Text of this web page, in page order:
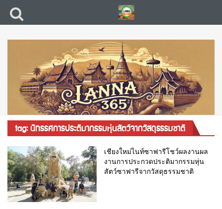
tag: นิทรรศการประติมากรรมหุ่นสัตว์จากวัสดุธรรมชาติ
เชียงใหม่ไนท์ซาฟารีโชว์ผลงานผล
งานการประกวดประติมากรรมหุ่น
สัตว์ซาฟารีจากวัสดุธรรมชาติ